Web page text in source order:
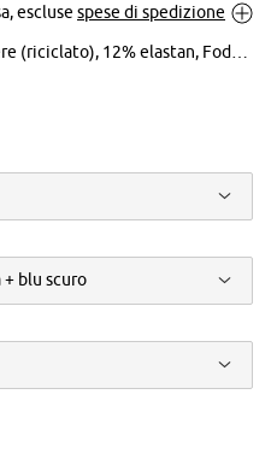
ingrandire
escluse spese di spedizione
poliammide, 10% elastan, Pizzo: 90% poliammide, 10% elastan
blu scuro